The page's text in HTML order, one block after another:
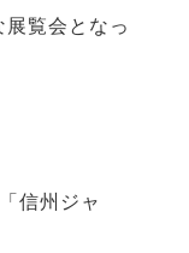
覧会となっ
信州ジャ